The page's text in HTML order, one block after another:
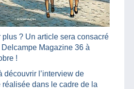
plus ? Un article sera consacré
Delcampe Magazine 36 à
!
découvrir l’interview de
dans le cadre de la